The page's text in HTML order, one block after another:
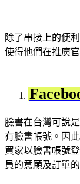
除了串接上的便
使得他們在推廣
臉書在台灣可說
有臉書帳號。因
買家以臉書帳號
員的意願及訂單